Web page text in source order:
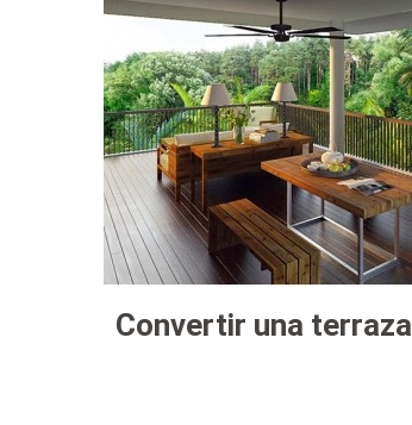
Convertir una terraza